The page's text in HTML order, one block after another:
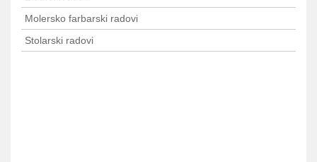
Molersko farbarski radovi
Stolarski radovi